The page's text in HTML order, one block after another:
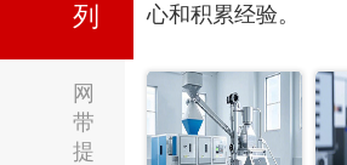
列
网
带
提
心和积累经验。